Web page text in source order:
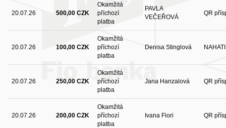
20.07.26 500,00 CZK
Okamžitá
příchozí
platba
PAVLA
VEČEŘOVÁ
QR
20.07.26 100,00 CZK
Okamžitá
příchozí
platba
Denisa Stinglová
20.07.26 250,00 CZK
Okamžitá
příchozí
platba
Jana Hanzalová QR
20.07.26 200,00 CZK
Okamžitá
příchozí
platba
Ivana Fiori QR